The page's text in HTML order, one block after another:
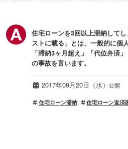
住宅ローンを3回以上滞納して
ストに載る」とは、一般的に個
「滞納3ヶ月超え」「代位弁済
の事故を言います。
2017年09月20日（水）公開
住宅ローン滞納 住宅ローン返済